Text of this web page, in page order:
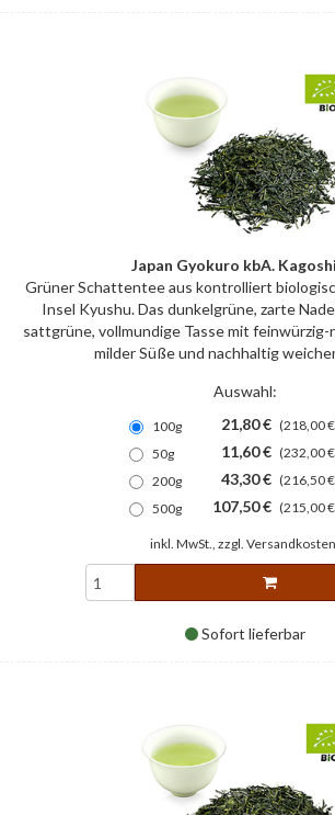
Japan Gyokuro kbA.
Grüner Schattentee aus kontrolliert
Insel Kyushu. Das dunkelgrüne, zarte
sattgrüne, vollmundige Tasse mit feinwürzig-
milder Süße und nachhaltig
Auswahl:
100g 21,80 € (218,00
50g
11,60 € (232,00
200g
43,30 € (216,50
500g
107,50 € (215,00
inkl. MwSt., zzgl.
Sofort lieferbar